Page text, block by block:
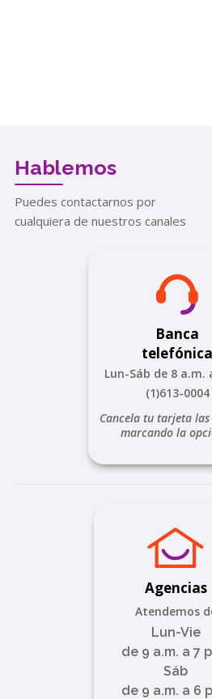
Hablemos
Puedes contactarnos por
cualquiera de nuestros canales
Banca
telefónica
Lun-Sáb de 8 a.m.
(1)613-0004
Cancela tu tarjeta
marcando la
Agencias
Atendemos
Lun-Vie
de 9 a.m. a 7
Sáb
de 9 a.m. a 6